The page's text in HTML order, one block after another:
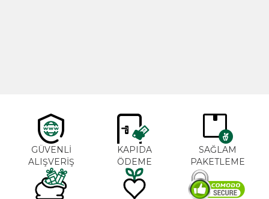
GÜVENLİ
ALIŞVERİŞ
KAPIDA
ÖDEME
SAĞLAM
PAKETLEME